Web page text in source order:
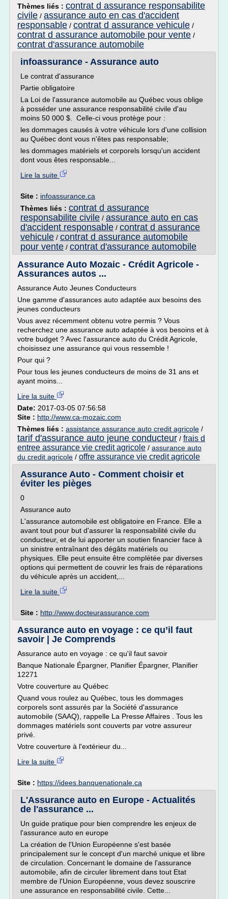
Thèmes liés : contrat d assurance responsabilite
civile / assurance auto en cas d'accident
responsable / contrat d assurance vehicule /
contrat d assurance automobile pour vente /
contrat d'assurance automobile
infoassurance - Assurance auto
Le contrat d'assurance
Partie obligatoire
La Loi de l'assurance automobile au Québec vous oblige
à posséder une assurance responsabilité civile d'au
moins 50 000 $. Celle-ci vous protège pour :
les dommages causés à votre véhicule lors d'une collision
au Québec dont vous n'êtes pas responsable;
les dommages matériels et corporels lorsqu'un accident
dont vous êtes responsable...
Lire la suite
Site : infoassurance.ca
Thèmes liés : contrat d assurance
responsabilite civile / assurance auto en cas
d'accident responsable / contrat d assurance
vehicule / contrat d assurance automobile
pour vente / contrat d'assurance automobile
Assurance Auto Mozaic - Crédit Agricole -
Assurances autos ...
Assurance Auto Jeunes Conducteurs
Une gamme d'assurances auto adaptée aux besoins des
jeunes conducteurs
Vous avez récemment obtenu votre permis ? Vous
recherchez une assurance auto adaptée à vos besoins et à
votre budget ? Avec l'assurance auto du Crédit Agricole,
choisissez une assurance qui vous ressemble !
Pour qui ?
Pour tous les jeunes conducteurs de moins de 31 ans et
ayant moins...
Lire la suite
Date: 2017-03-05 07:56:58
Site : http://www.ca-mozaic.com
Thèmes liés : assistance assurance auto credit agricole /
tarif d'assurance auto jeune conducteur / frais d
entree assurance vie credit agricole / assurance auto
du credit agricole / offre assurance vie credit agricole
Assurance Auto - Comment choisir et
éviter les pièges
0
Assurance auto
L'assurance automobile est obligatoire en France. Elle a
avant tout pour but d'assurer la responsabilité civile du
conducteur, et de lui apporter un soutien financier face à
un sinistre entraînant des dégâts matériels ou
physiques. Elle peut ensuite être complétée par diverses
options qui permettent de couvrir les frais de réparations
du véhicule après un accident,...
Lire la suite
Site : http://www.docteurassurance.com
Assurance auto en voyage : ce qu’il faut
savoir | Je Comprends
Assurance auto en voyage : ce qu'il faut savoir
Banque Nationale Épargner, Planifier Épargner, Planifier
12271
Votre couverture au Québec
Quand vous roulez au Québec, tous les dommages
corporels sont assurés par la Société d'assurance
automobile (SAAQ), rappelle La Presse Affaires . Tous les
dommages matériels sont couverts par votre assureur
privé.
Votre couverture à l'extérieur du...
Lire la suite
Site : https://idees.banquenationale.ca
L'Assurance auto en Europe - Actualités
de l'assurance ...
Un guide pratique pour bien comprendre les enjeux de
l'assurance auto en europe
La création de l'Union Européenne s'est basée
principalement sur le concept d'un marché unique et libre
de circulation. Concernant le domaine de l'assurance
automobile, afin de circuler librement dans tout Etat
membre de l'Union Européenne, vous devez souscrire
une assurance en responsabilité civile. Cette...